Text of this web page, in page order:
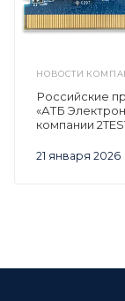
НОВОСТИ
21 января 2026
Российские
«АТБ
компании